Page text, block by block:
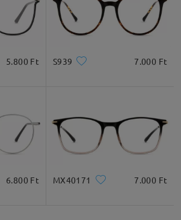
5.800 Ft S939 7.000 Ft
6.800 Ft MX40171 7.000 Ft